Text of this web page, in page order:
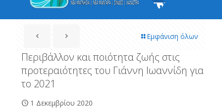
Εμφάνιση όλων
Περιβάλλον και ποιότητα ζωής στις
προτεραιότητες του Γιάννη Ιωαννίδη για
το 2021
1 Δεκεμβρίου 2020